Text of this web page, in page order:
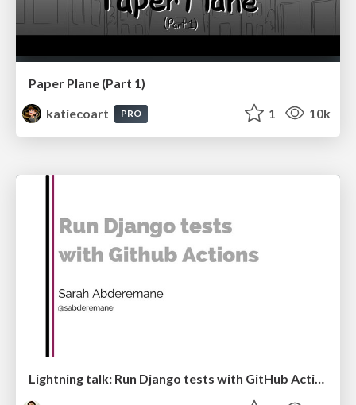
Paper Plane (Part 1)
katiecoart
PRO 1 10k
Lightning talk: Run Django tests with GitHub Actions